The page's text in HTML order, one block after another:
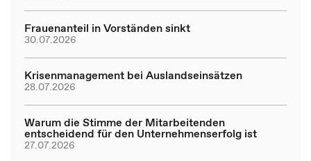
Frauenanteil in Vorständen sinkt
30.07.2026
Krisenmanagement bei Auslandseinsätzen
28.07.2026
Warum die Stimme der Mitarbeitenden
entscheidend für den Unternehmenserfolg ist
27.07.2026